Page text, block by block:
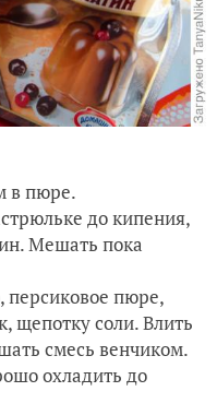
в пюре.
до кипения,
Мешать пока
персиковое пюре,
щепотку соли. Влить
смесь венчиком.
охладить до